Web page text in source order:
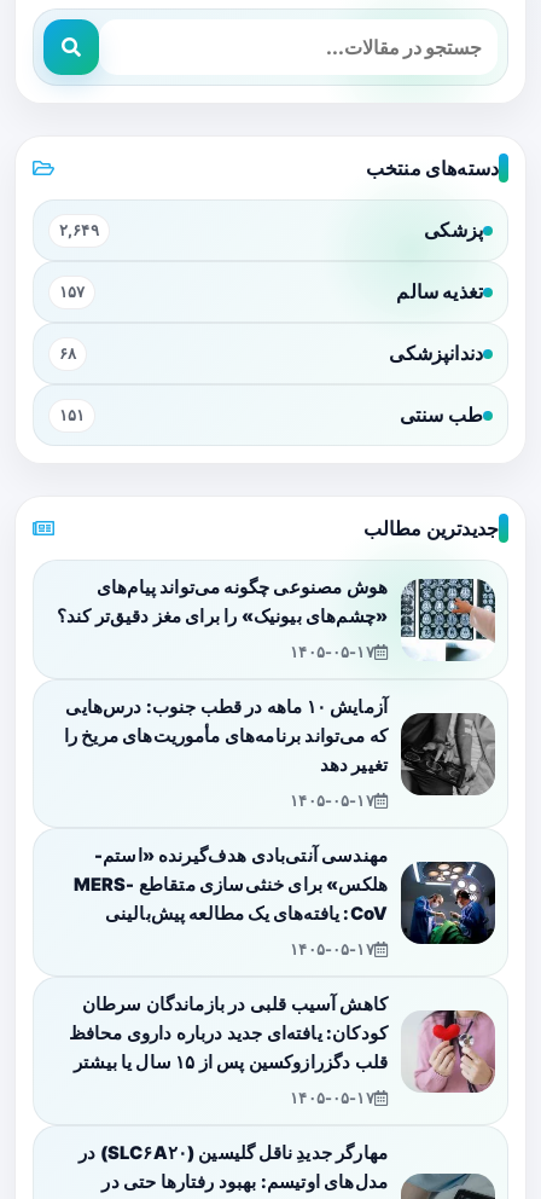
دسته‌های منتخب
پزشکی ۲,۶۴۹
تغذیه سالم ۱۵۷
دندانپزشکی ۶۸
طب سنتی ۱۵۱
جدیدترین مطالب
هوش مصنوعی چگونه می‌تواند پیام‌های
«چشم‌های بیونیک» را برای مغز دقیق‌تر کند؟
۱۴۰۵-۰۵-۱۷
آزمایش ۱۰ ماهه در قطب جنوب: درس‌هایی
که می‌تواند برنامه‌های مأموریت‌های مریخ را
تغییر دهد
۱۴۰۵-۰۵-۱۷
مهندسی آنتی‌بادی هدف‌گیرنده «استم-
هلکس» برای خنثی‌سازی متقاطع MERS-
CoV: یافته‌های یک مطالعه پیش‌بالینی
۱۴۰۵-۰۵-۱۷
کاهش آسیب قلبی در بازماندگان سرطان
کودکان: یافته‌ای جدید درباره داروی محافظ
قلب دگزرازوکسین پس از ۱۵ سال یا بیشتر
۱۴۰۵-۰۵-۱۷
مهارگر جدیدِ ناقل گلیسین (SLC۶A۲۰) در
مدل‌های اوتیسم: بهبود رفتارها حتی در